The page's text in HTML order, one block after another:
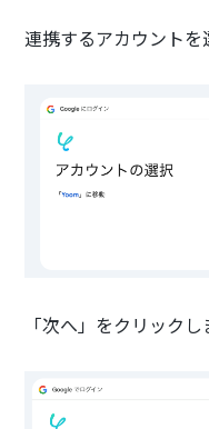
連携するアカウントを
「次へ」をクリックし